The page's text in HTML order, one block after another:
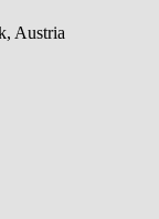
Austria